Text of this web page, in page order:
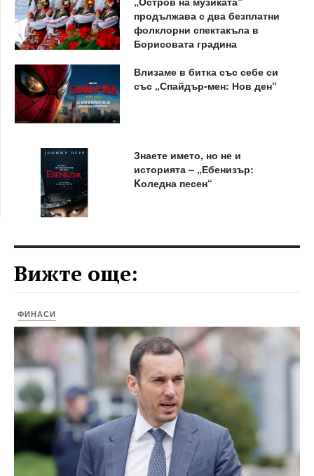
продължава с два безплатни
фолклорни спектакъла в
Борисовата градина
Влизаме в битка със себе си
със „Спайдър-мен: Нов ден“
Знаете името, но не и
историята – „Ебенизър:
Kоледна песен“
Вижте още:
ФИНАСИ